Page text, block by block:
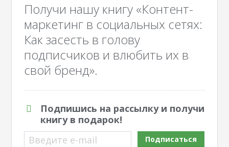
Получи нашу книгу «Контент-
маркетинг в социальных сетях:
Как засесть в голову
подписчиков и влюбить их в
свой бренд».
Подпишись на рассылку и получи
книгу в подарок!
Введите e-mail
Подписаться